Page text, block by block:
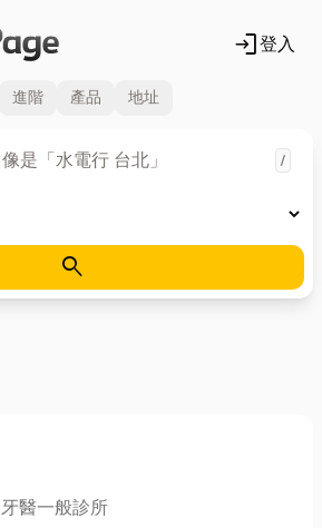
login登入
進階 產品 地址
/
search
牙醫一般診所